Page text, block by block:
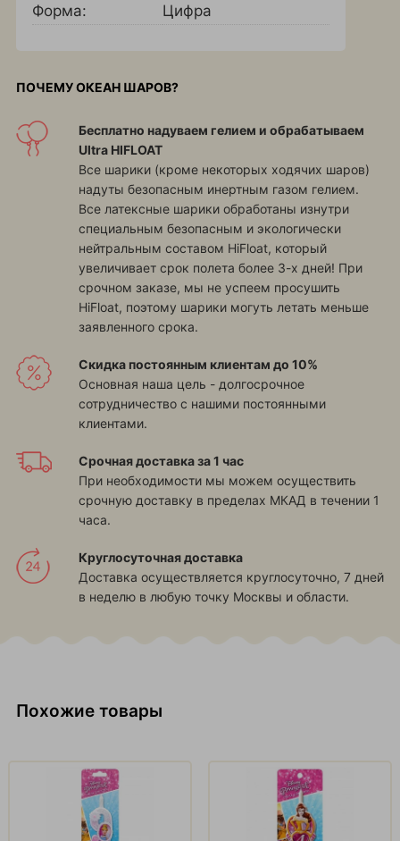
Форма:
Цифра
ПОЧЕМУ ОКЕАН ШАРОВ?
Бесплатно надуваем гелием и обрабатываем
Ultra HIFLOAT
Все шарики (кроме некоторых ходячих шаров)
надуты безопасным инертным газом гелием.
Все латексные шарики обработаны изнутри
специальным безопасным и экологически
нейтральным составом HiFloat, который
увеличивает срок полета более 3-х дней! При
срочном заказе, мы не успеем просушить
HiFloat, поэтому шарики могуть летать меньше
заявленного срока.
Скидка постоянным клиентам до 10%
Основная наша цель - долгосрочное
сотрудничество с нашими постоянными
клиентами.
Срочная доставка за 1 час
При необходимости мы можем осуществить
срочную доставку в пределах МКАД в течении 1
часа.
Круглосуточная доставка
Доставка осуществляется круглосуточно, 7 дней
в неделю в любую точку Москвы и области.
Похожие товары